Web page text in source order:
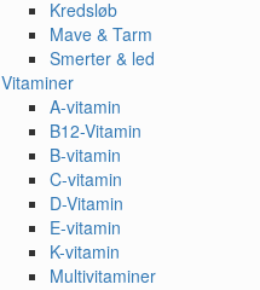
Kredsløb
Mave & Tarm
Smerter & led
Vitaminer
A-vitamin
B12-Vitamin
B-vitamin
C-vitamin
D-Vitamin
E-vitamin
K-vitamin
Multivitaminer